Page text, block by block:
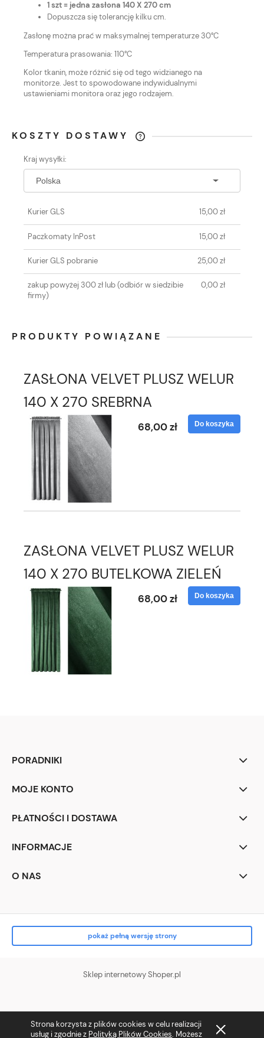
Strona korzysta z plików cookies w celu realizacji
usług i zgodnie z Polityką Plików Cookies. Możesz
1 szt = jedna zasłona 140 X 270 cm
Dopuszcza się tolerancję kilku cm.
Zasłonę można prać w maksymalnej temperaturze 30°C
Temperatura prasowania: 110°C
Kolor tkanin, może różnić się od tego widzianego na
monitorze. Jest to spowodowane indywidualnymi
ustawieniami monitora oraz jego rodzajem.
KOSZTY DOSTAWY
KOSZTÓW PŁATNOŚCI
Kraj wysyłki:
Kurier GLS 15,00 zł
Paczkomaty InPost 15,00 zł
Kurier GLS pobranie 25,00 zł
zakup powyżej 300 zł lub(odbiór w siedzibie
firmy)
0,00 zł
PRODUKTY POWIĄZANE
ZASŁONA VELVET PLUSZ WELUR
140 X 270 SREBRNA
68,00 zł Do koszyka
ZASŁONA VELVET PLUSZ WELUR
140 X 270 BUTELKOWA ZIELEŃ
68,00 zł Do koszyka
PORADNIKI
MOJE KONTO
PŁATNOŚCI I DOSTAWA
INFORMACJE
O NAS
pokaż pełną wersję strony
Sklep internetowy Shoper.pl